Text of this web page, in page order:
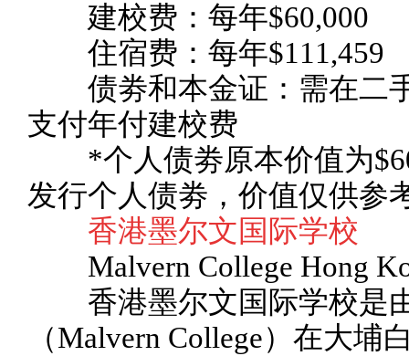
建校费：每年$60,000
住宿费：每年$111,459
债劵和本金证：需在二
支付年付建校费
*个人债劵原本价值为
发行个人债劵，价值仅供参
香港墨尔文国际学校
Malvern College Hong
香港墨尔文国际学校是
（Malvern College）在大